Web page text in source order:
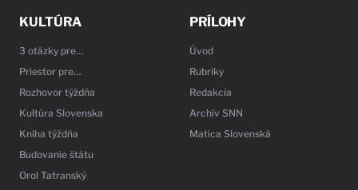
KULTÚRA
3 otázky pre…
Priestor pre…
Rozhovor týždňa
Kultúra Slovenska
Kniha týždňa
Budovanie štátu
Orol Tatranský
PRÍLOHY
Úvod
Rubriky
Redakcia
Archív SNN
Matica Slovenská